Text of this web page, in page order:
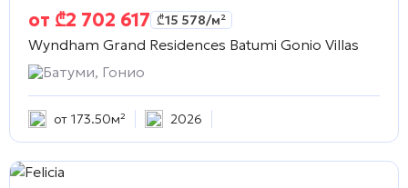
от ₾2 702 617 ₾15 578/м²
Wyndham Grand Residences Batumi Gonio Villas
Батуми, Гонио
от 173.50м² 2026